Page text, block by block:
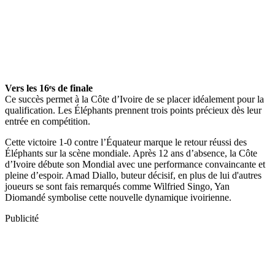
Vers les 16ᵉs de finale
Ce succès permet à la Côte d’Ivoire de se placer idéalement pour la
qualification. Les Éléphants prennent trois points précieux dès leur
entrée en compétition.
Cette victoire 1-0 contre l’Équateur marque le retour réussi des
Éléphants sur la scène mondiale. Après 12 ans d’absence, la Côte
d’Ivoire débute son Mondial avec une performance convaincante et
pleine d’espoir. Amad Diallo, buteur décisif, en plus de lui d'autres
joueurs se sont fais remarqués comme Wilfried Singo, Yan
Diomandé symbolise cette nouvelle dynamique ivoirienne.
Publicité